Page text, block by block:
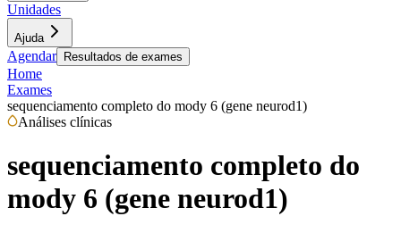
Unidades
Ajuda
Agendar Resultados de exames
Home
Exames
sequenciamento completo do mody 6 (gene neurod1)
Análises clínicas
sequenciamento completo do
mody 6 (gene neurod1)